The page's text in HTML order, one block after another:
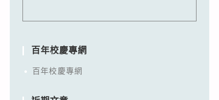
百年校慶專網
百年校慶專網